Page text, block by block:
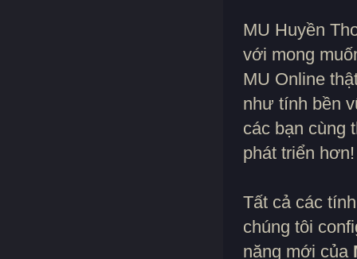
MU Huyền
với mong
MU Online
như tính bền
các bạn cùng
phát triển hơn!
Tất cả các
chúng tôi
năng mới của